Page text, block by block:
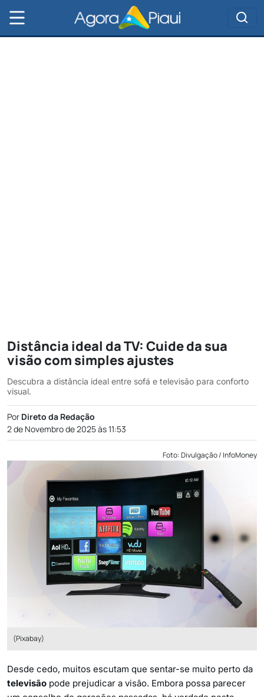
Distância ideal da TV: Cuide da sua
visão com simples ajustes
Descubra a distância ideal entre sofá e televisão para conforto
visual.
Por Direto da Redação
2 de Novembro de 2025 às 11:53
Foto: Divulgação / InfoMoney
(Pixabay)
Desde cedo, muitos escutam que sentar-se muito perto da
televisão pode prejudicar a visão. Embora possa parecer